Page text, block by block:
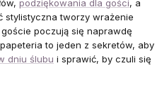
podziękowania dla gości, a
stylistyczna tworzy wrażenie
poczują się naprawdę
to jeden z sekretów, aby
dniu ślubu i sprawić, by czuli się